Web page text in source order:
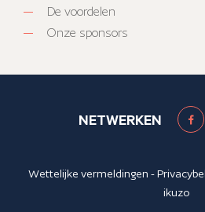
De voordelen
Onze sponsors
NETWERKEN
Wettelijke vermeldingen -
ikuzo